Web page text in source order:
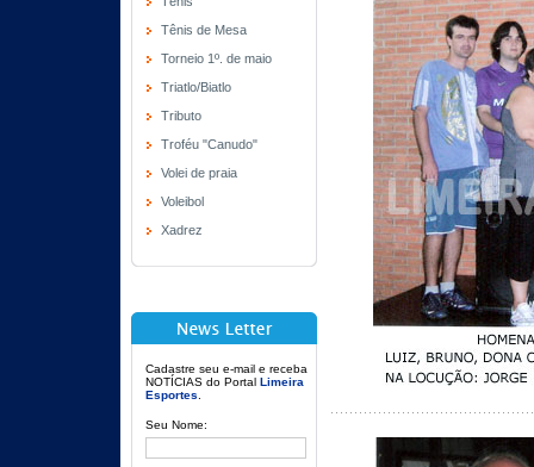
Tênis de Mesa
Torneio 1º. de maio
Triatlo/Biatlo
Tributo
Troféu "Canudo"
Volei de praia
Voleibol
Xadrez
Cadastre seu e-mail e receba
NOTÍCIAS do Portal Limeira
Esportes
Seu Nome: